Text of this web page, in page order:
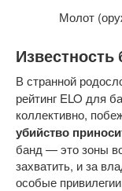
Молот
Известность
В странной
рейтинг ELO для
коллективно,
убийство
банд — это зоны
захватить, и за
особые